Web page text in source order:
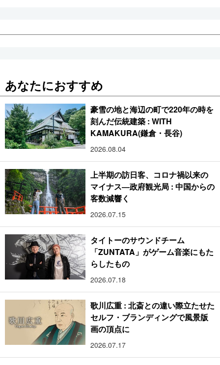
あなたにおすすめ
豪雪の地と海辺の町で220年の時を
刻んだ伝統建築 : WITH
KAMAKURA(鎌倉・長谷)
2026.08.04
上半期の訪日客、コロナ禍以来の
マイナス―政府観光局 : 中国からの
客数減響く
2026.07.15
タイトーのサウンドチーム
「ZUNTATA」がゲーム音楽にもた
らしたもの
2026.07.18
歌川広重 : 北斎との違い際立たせた
セルフ・ブランディングで風景版
画の頂点に
2026.07.17